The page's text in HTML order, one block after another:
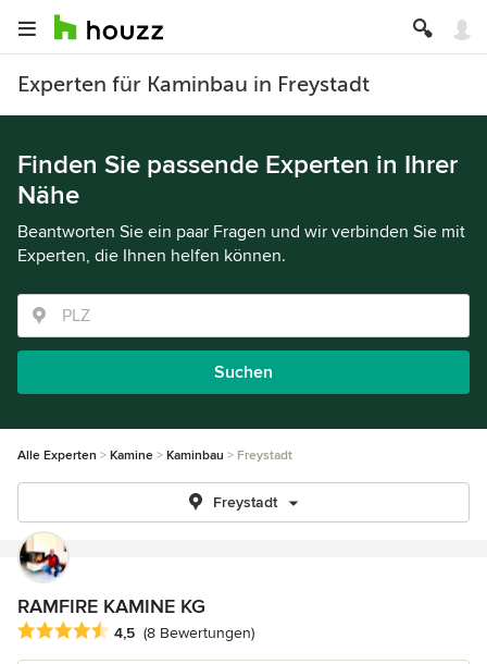
Experten für Kaminbau in Freystadt
Finden Sie passende Experten in Ihrer
Nähe
Beantworten Sie ein paar Fragen und wir verbinden Sie mit
Experten, die Ihnen helfen können.
Suchen
Alle Experten Kamine Kaminbau Freystadt
Freystadt
RAMFIRE KAMINE KG
Durchschnittliche Bewertung: 4.5 von 5 Sternen
4,5 (8 Bewertungen)